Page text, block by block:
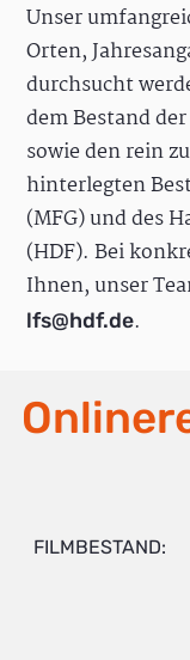
Unser
Orten,
durchsucht
dem Bestand
sowie den rein
hinterlegten
(MFG) und des
(HDF). Bei
Ihnen, unser
lfs@hdf.de.
FILMBESTAND: